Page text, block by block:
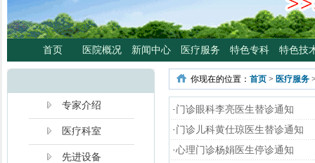
将定期到西昌市人民医院开展门诊、手术
最新医讯：西昌市人民医院胃肠肿瘤专病门诊开诊！
最新医讯：西昌市人民医院开展日间蓝光治疗门诊 轻度“小黄人”，
分离、不住院就能照蓝光啦！
最新医讯：好消息！西昌市人民医院高压氧舱运行啦
【义诊预告】西昌市人民医院大型义诊活动，5月7日约
首页 医院概况 新闻中心 医疗服务 特色专科 特色技
专家介绍
医疗科室
先进设备
你现在的位置： 首页 > 医疗服务
· 门诊眼科李亮医生替诊通知
· 门诊儿科黄仕琼医生替诊通知
·心理门诊杨娟医生停诊通知